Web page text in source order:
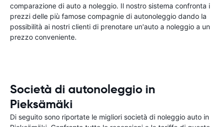
comparazione di auto a noleggio. Il nostro sistema confronta i
prezzi delle più famose compagnie di autonoleggio dando la
possibilità ai nostri clienti di prenotare un'auto a noleggio a un
prezzo conveniente.
Società di autonoleggio in
Pieksämäki
Di seguito sono riportate le migliori società di noleggio auto in